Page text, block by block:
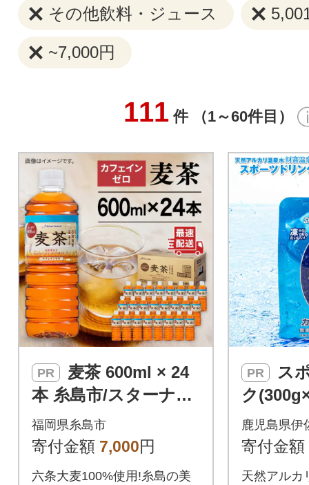
その他飲料・ジュース
~7,000円
111 件 （1～60件目）
PR
本 糸島市/スターナイ
ン お茶 ペットボトル
[ARM005]
福岡県糸島市
寄付金額 7,000円
六条大麦100%使用!糸島の美
PR
ク
ロ パウ
ロ(伊佐
鹿児島県伊
寄付金額
天然アルカ